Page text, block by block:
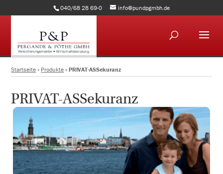
040/68 28 69-0 info@pundpgmbh.de
Startseite » Produkte »PRIVAT-ASSekuranz
PRIVAT-ASSekuranz